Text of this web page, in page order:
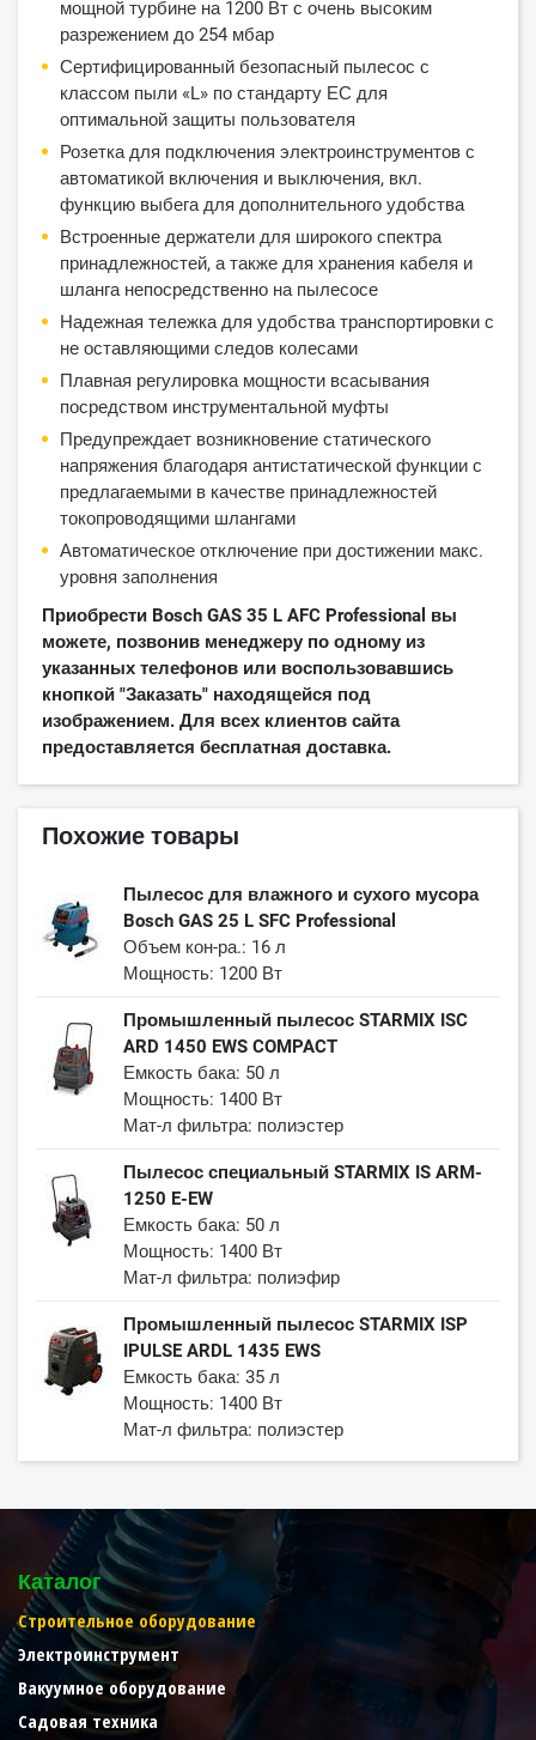
мощной турбине на 1200 Вт с очень высоким
разрежением до 254 мбар
Сертифицированный безопасный пылесос с
классом пыли «L» по стандарту ЕС для
оптимальной защиты пользователя
Розетка для подключения электроинструментов с
автоматикой включения и выключения, вкл.
функцию выбега для дополнительного удобства
Встроенные держатели для широкого спектра
принадлежностей, а также для хранения кабеля и
шланга непосредственно на пылесосе
Надежная тележка для удобства транспортировки с
не оставляющими следов колесами
Плавная регулировка мощности всасывания
посредством инструментальной муфты
Предупреждает возникновение статического
напряжения благодаря антистатической функции с
предлагаемыми в качестве принадлежностей
токопроводящими шлангами
Автоматическое отключение при достижении макс.
уровня заполнения
Приобрести Bosch GAS 35 L AFC Professional вы
можете, позвонив менеджеру по одному из
указанных телефонов или воспользовавшись
кнопкой "Заказать" находящейся под
изображением. Для всех клиентов сайта
предоставляется бесплатная доставка.
Похожие товары
Пылесос для влажного и сухого мусора
Bosch GAS 25 L SFC Professional
Объем кон-ра.: 16 л
Мощность: 1200 Вт
Промышленный пылесос STARMIX ISC
ARD 1450 EWS COMPACT
Емкость бака: 50 л
Мощность: 1400 Вт
Мат-л фильтра: полиэстер
Пылесос специальный STARMIX IS ARM-
1250 E-EW
Емкость бака: 50 л
Мощность: 1400 Вт
Мат-л фильтра: полиэфир
Промышленный пылесос STARMIX ISP
IPULSE ARDL 1435 EWS
Емкость бака: 35 л
Мощность: 1400 Вт
Мат-л фильтра: полиэстер
Каталог
Строительное оборудование
Электроинструмент
Вакуумное оборудование
Садовая техника